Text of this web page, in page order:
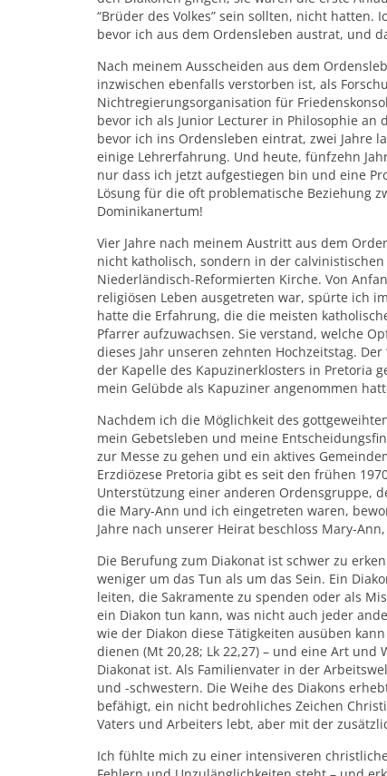
“Brüder des Volkes” sein sollten, nicht
bevor ich aus dem Ordensleben austrat, und
Nach meinem Ausscheiden aus dem
inzwischen ebenfalls verstorben ist, als
Nichtregierungsorganisation für
bevor ich als Junior Lecturer in Philosophie
bevor ich ins Ordensleben eintrat, zwei Jahre
einige Lehrerfahrung. Und heute, fünfzehn
nur dass ich jetzt aufgestiegen bin und eine
Lösung für die oft problematische Beziehung
Dominikanertum!
Vier Jahre nach meinem Austritt aus dem
nicht katholisch, sondern in der
Niederländisch-Reformierten Kirche. Von
religiösen Leben ausgetreten war, spürte ich
hatte die Erfahrung, die die meisten
Pfarrer aufzuwachsen. Sie verstand, welche
dieses Jahr unseren zehnten Hochzeitstag.
der Kapelle des Kapuzinerklosters in Pretoria
mein Gelübde als Kapuziner angenommen
Nachdem ich die Möglichkeit des
mein Gebetsleben und meine
zur Messe zu gehen und ein aktives
Erzdiözese Pretoria gibt es seit den frühen
Unterstützung einer anderen Ordensgruppe,
die Mary-Ann und ich eingetreten waren,
Jahre nach unserer Heirat beschloss Mary-
Die Berufung zum Diakonat ist schwer zu
weniger um das Tun als um das Sein. Ein
leiten, die Sakramente zu spenden oder als
ein Diakon tun kann, was nicht auch jeder
wie der Diakon diese Tätigkeiten ausüben
dienen (Mt 20,28; Lk 22,27) – und eine Art
Diakonat ist. Als Familienvater in der
und -schwestern. Die Weihe des Diakons
befähigt, ein nicht bedrohliches Zeichen
Vaters und Arbeiters lebt, aber mit der
Ich fühlte mich zu einer intensiveren